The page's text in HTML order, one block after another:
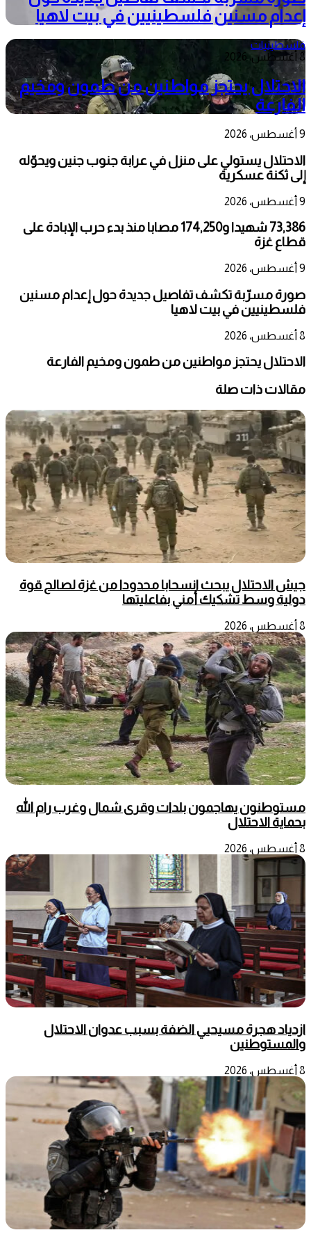
إعدام مسنين فلسطينيين في بيت لاهيا
فلسطينيات
8 أغسطس، 2026
الاحتلال يحتجز مواطنين من طمون ومخيم
الفارعة
9 أغسطس، 2026
الاحتلال يستولي على منزل في عرابة جنوب جنين ويحوّله
إلى ثكنة عسكرية
9 أغسطس، 2026
73,386 شهيدا و174,250 مصابا منذ بدء حرب الإبادة على
قطاع غزة
9 أغسطس، 2026
صورة مسرّبة تكشف تفاصيل جديدة حول إعدام مسنين
فلسطينيين في بيت لاهيا
8 أغسطس، 2026
الاحتلال يحتجز مواطنين من طمون ومخيم الفارعة
مقالات ذات صلة
جيش الاحتلال يبحث انسحابا محدودا من غزة لصالح قوة
دولية وسط تشكيك أمني بفاعليتها
8 أغسطس، 2026
مستوطنون يهاجمون بلدات وقرى شمال وغرب رام الله
بحماية الاحتلال
8 أغسطس، 2026
ازدياد هجرة مسيحيي الضفة بسبب عدوان الاحتلال
والمستوطنين
8 أغسطس، 2026